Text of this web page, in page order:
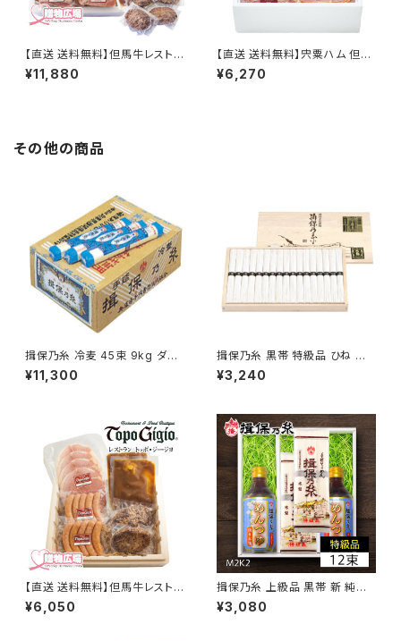
【直送 送料無料】但馬牛レストラ
ン トッポ・ジージョ 手作りハ
ム・ハンバーグ詰合せ TOPO-1
¥11,880
【直送 送料無料】宍粟ハム 但馬
牛レストラン トッポ・ジージョ 手
作りハム詰合せ TOPO-5
¥6,270
その他の商品
揖保乃糸 冷麦 45束 9kg ダン
ボール入
¥11,300
揖保乃糸 黒帯 特級品 ひね MC
-30B 15束 木箱入り
¥3,240
【直送 送料無料】但馬牛レストラ
ン トッポ・ジージョ 手作りハ
ム・ハンバーグ詰合せ TOPO-S
¥6,050
揖保乃糸 上級品 黒帯 新 純正
めんつゆ付き 50g×12束 K2M2
¥3,080